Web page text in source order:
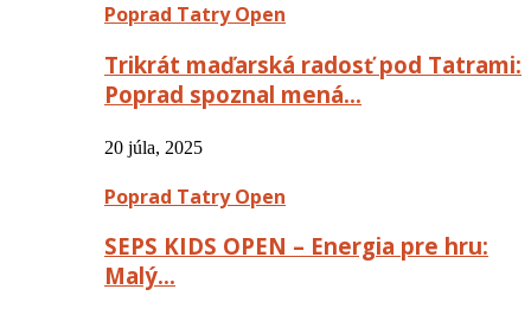
Poprad Tatry Open
Trikrát maďarská radosť pod Tatrami:
Poprad spoznal mená…
20 júla, 2025
Poprad Tatry Open
SEPS KIDS OPEN – Energia pre hru:
Malý…